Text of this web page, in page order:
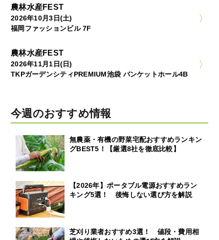
農林水産FEST
2026年10月3日(土)
福岡ファッションビル 7F
農林水産FEST
2026年11月1日(日)
TKPガーデンシティPREMIUM池袋 バンケットホール4B
今週のおすすめ情報
無農薬・有機の野菜宅配おすすめランキン
グBEST5！【厳選8社を徹底比較】
【2026年】ポータブル電源おすすめラン
キング5選！ 後悔しない選び方を解説
芝刈り業者おすすめ3選！ 値段・費用相